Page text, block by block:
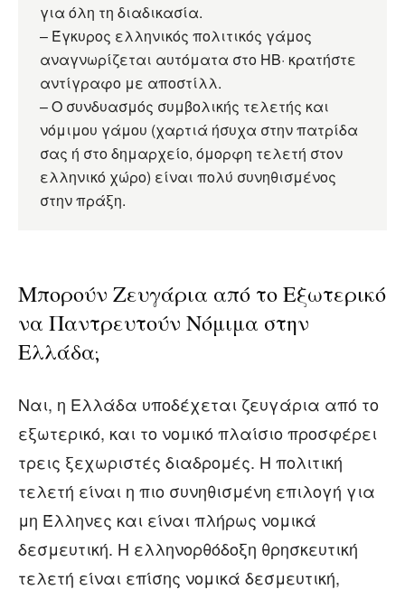
για όλη τη διαδικασία.
– Έγκυρος ελληνικός πολιτικός γάμος
αναγνωρίζεται αυτόματα στο ΗΒ· κρατήστε
αντίγραφο με αποστίλλ.
– Ο συνδυασμός συμβολικής τελετής και
νόμιμου γάμου (χαρτιά ήσυχα στην πατρίδα
σας ή στο δημαρχείο, όμορφη τελετή στον
ελληνικό χώρο) είναι πολύ συνηθισμένος
στην πράξη.
Μπορούν Ζευγάρια από το Εξωτερικό
να Παντρευτούν Νόμιμα στην
Ελλάδα;
Ναι, η Ελλάδα υποδέχεται ζευγάρια από το
εξωτερικό, και το νομικό πλαίσιο προσφέρει
τρεις ξεχωριστές διαδρομές. Η πολιτική
τελετή είναι η πιο συνηθισμένη επιλογή για
μη Έλληνες και είναι πλήρως νομικά
δεσμευτική. Η ελληνορθόδοξη θρησκευτική
τελετή είναι επίσης νομικά δεσμευτική,